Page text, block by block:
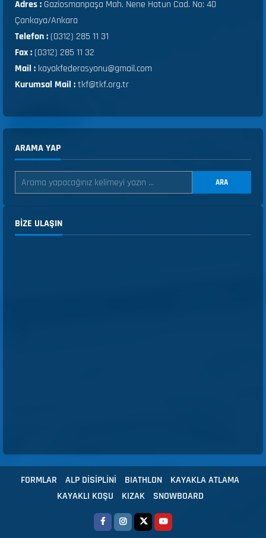
Adres : Gaziosmanpaşa Mah. Nene Hatun Cad. No: 40
Çankaya/Ankara
Telefon :(0312) 285 11 31
Fax :(0312) 285 11 32
Mail : kayakfederasyonu@gmail.com
Kurumsal Mail :tkf@tkf.org.tr
ARAMA YAP
ARA
BIZE ULAŞIN
FORMLAR ALP DİSİPLİNİ BIATHLON
KAYAKLA ATLAMA
KAYAKLI KOŞU
KIZAK SNOWBOARD